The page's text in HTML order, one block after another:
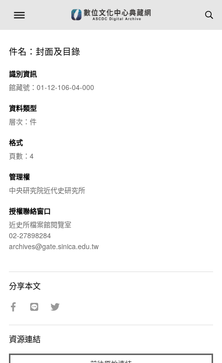
件名：封面及目錄
識別資訊
館藏號：01-12-106-04-000
資料類型
層次：件
格式
頁數：4
管理權
中央研究院近代史研究所
授權聯絡窗口
近史所檔案館閱覽室
02-27898284
archives@gate.sinica.edu.tw
分享本文
資源連結